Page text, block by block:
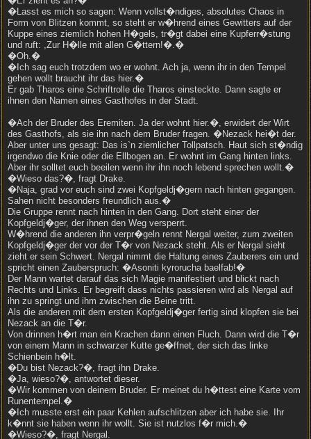
�Lasst es mich so sagen: Wenn vollst�ndiges, absolutes Chaos in
Form von Blitzen kommt, so steht er w�hrend eines Gewitters auf der
Kuppe eines ziemlich hohen H�gels, tr�gt dabei eine Kupferr�stung
und ruft: ,Zur H�lle mit allen G�ttern!�.�
�Oh.�
�Ich sag euch trotzdem wo er wohnt. Ach ja, wenn ihr in den Tempel
gehen wollt braucht ihr das hier.�
Er gab Tharos eine Schriftrolle die Tharos einsteckte. Dann sagte er
ihnen den Namen eines Gasthofes in der Stadt.
�Ach der Bruder des Eremiten. Ja der wohnt hier.�, erwidert der Wirt
des Gasthofs, als sie ihn nach dem Bruder fragen. �Nezack hei�t der.
Aber unter uns gesagt: Das is`n ziemlicher Tollpatsch. Haut sich st�ndig
irgendwo die Knie oder die Ellbogen an. Er wohnt im Gang hinten links.
Aber ihr solltet euch beeilen wenn ihr ihn noch lebend sprechen wollt.�
�Wieso das?�, fragt Drake.
�Naja, grad vor euch sind zwei Kopfgeldj�gern nach hinten gegangen.
Sahen nicht besonders freundlich aus.�
Die Gruppe rennt nach hinten in den Gang. Dort steht einer der
Kopfgeldj�ger, der ihnen den Weg versperrt.
W�hrend die anderen ihn verpr�geln rennt Nergal weiter, zum zweiten
Kopfgeldj�ger der vor der T�r von Nezack steht. Als er Nergal sieht
zieht er sein Schwert. Nergal nimmt die Haltung eines Zauberers ein und
spricht einen Zauberspruch: �Asoniti kyrorucha baelfab!�
Der Mann wartet darauf das sich Magie manifestiert und blickt nach
Rechts und Links. Er begreift dass nichts passieren wird als Nergal auf
ihn zu springt und ihm zwischen die Beine tritt.
Als die anderen mit dem ersten Kopfgeldj�ger fertig sind klopfen sie bei
Nezack an die T�r.
Von drinnen h�rt man ein Krachen dann einen Fluch. Dann wird die T�r
von einem Mann in schwarzer Kutte ge�ffnet, der sich das linke
Schienbein h�lt.
�Du bist Nezack?�, fragt ihn Drake.
�Ja, wieso?�, antwortet dieser.
�Wir kommen von deinem Bruder. Er meinet du h�ttest eine Karte vom
Runentempel.�
�Ich musste erst ein paar Kehlen aufschlitzen aber ich habe sie. Ihr
k�nnt sie haben wenn ihr wollt. Sie ist nutzlos f�r mich.�
�Wieso?�, fragt Nergal.